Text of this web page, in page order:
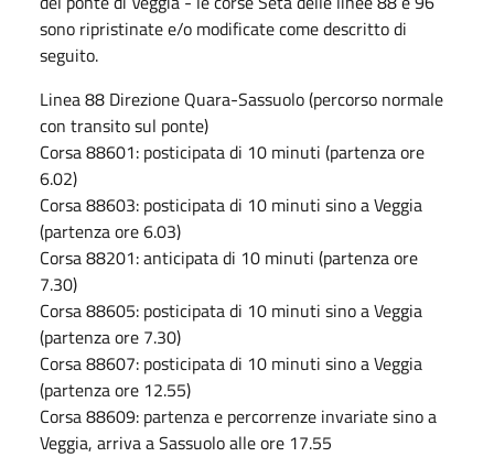
sono ripristinate e/o modificate come descritto di
seguito.
Linea 88 Direzione Quara-Sassuolo (percorso normale
con transito sul ponte)
Corsa 88601: posticipata di 10 minuti (partenza ore
6.02)
Corsa 88603: posticipata di 10 minuti sino a Veggia
(partenza ore 6.03)
Corsa 88201: anticipata di 10 minuti (partenza ore
7.30)
Corsa 88605: posticipata di 10 minuti sino a Veggia
(partenza ore 7.30)
Corsa 88607: posticipata di 10 minuti sino a Veggia
(partenza ore 12.55)
Corsa 88609: partenza e percorrenze invariate sino a
Veggia, arriva a Sassuolo alle ore 17.55